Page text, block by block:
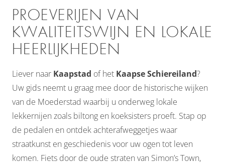
PROEVERIJEN VAN
KWALITEITSWIJN EN LOKALE
HEERLIJKHEDEN
Liever naar Kaapstad of het Kaapse Schiereiland?
Uw gids neemt u graag mee door de historische wijken
van de Moederstad waarbij u onderweg lokale
lekkernijen zoals biltong en koeksisters proeft. Stap op
de pedalen en ontdek achterafweggetjes waar
straatkunst en geschiedenis voor uw ogen tot leven
komen. Fiets door de oude straten van Simon’s Town,